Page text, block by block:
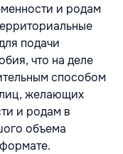
и родам
подачи
что на деле
способом
желающих
и родам в
объема